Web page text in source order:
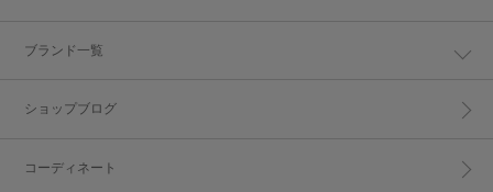
ブランド一覧
ショップブログ
コーディネート